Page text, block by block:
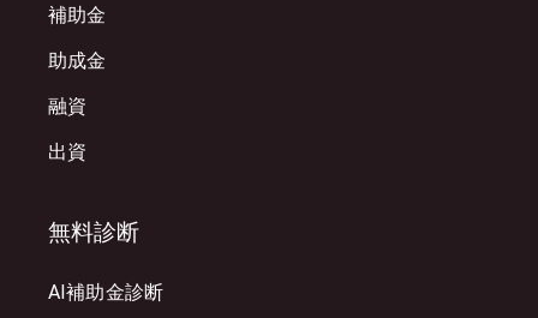
補助金
助成金
融資
出資
無料診断
AI補助金診断